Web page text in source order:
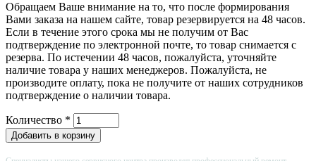
Обращаем Ваше внимание на то, что после формирования
Вами заказа на нашем сайте, товар резервируется на 48 часов.
Если в течение этого срока мы не получим от Вас
подтверждение по электронной почте, то товар снимается с
резерва. По истечении 48 часов, пожалуйста, уточняйте
наличие товара у наших менеджеров. Пожалуйста, не
производите оплату, пока не получите от наших сотрудников
подтверждение о наличии товара.
Количество *